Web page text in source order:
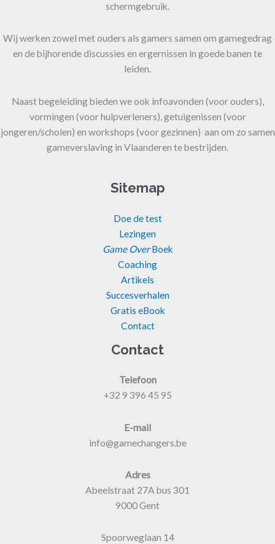
schermgebruik.
Wij werken zowel met ouders als gamers samen om gamegedrag
en de bijhorende discussies en ergernissen in goede banen te
leiden.
Naast begeleiding bieden we ook infoavonden (voor ouders),
vormingen (voor hulpverleners), getuigenissen (voor
jongeren/scholen) en workshops (voor gezinnen) aan om zo samen
gameverslaving in Vlaanderen te bestrijden.
Sitemap
Doe de test
Lezingen
Game OverBoek
Coaching
Artikels
Succesverhalen
Gratis eBook
Contact
Contact
Telefoon
+32 9 396 45 95
E-mail
info@gamechangers.be
Adres
Abeelstraat 27A bus 301
9000 Gent
Spoorweglaan 14